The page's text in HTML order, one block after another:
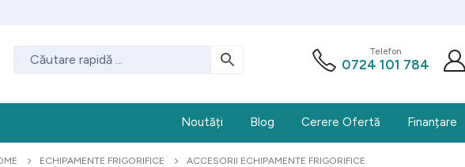
Telefon
0724 101 784
Noutăți Blog Cerere Ofertă Finanțare
ECHIPAMENTE FRIGORIFICE ACCESORII ECHIPAMENTE FRIGORIFICE